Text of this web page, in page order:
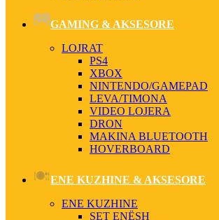
GAMING & AKSESORE
LOJRAT
PS4
XBOX
NINTENDO/GAMEPAD
LEVA/TIMONA
VIDEO LOJERA
DRON
MAKINA BLUETOOTH
HOVERBOARD
ENE KUZHINE & AKSESORE
ENE KUZHINE
SET ENËSH